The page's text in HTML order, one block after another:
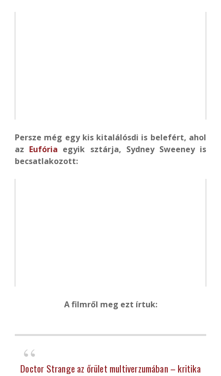
Persze még egy kis kitalálósdi is belefért, ahol
az Eufória egyik sztárja, Sydney Sweeney is
becsatlakozott:
A filmről meg ezt írtuk:
Doctor Strange az őrület multiverzumában – kritika